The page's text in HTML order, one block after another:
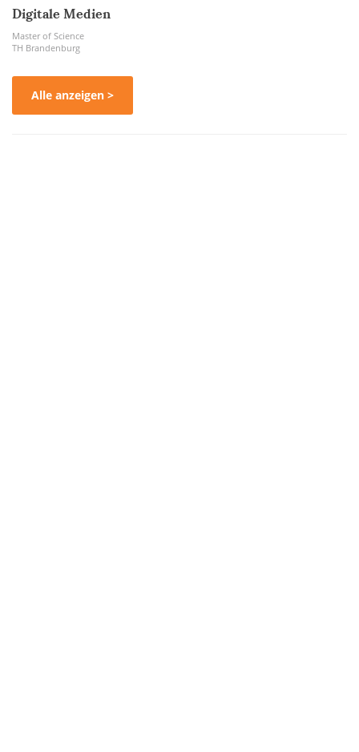
Digitale Medien
Master of Science
TH Brandenburg
Alle anzeigen >